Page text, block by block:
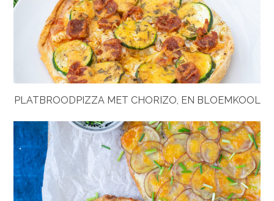
PLATBROODPIZZA MET CHORIZO, EN BLOEMKOOL